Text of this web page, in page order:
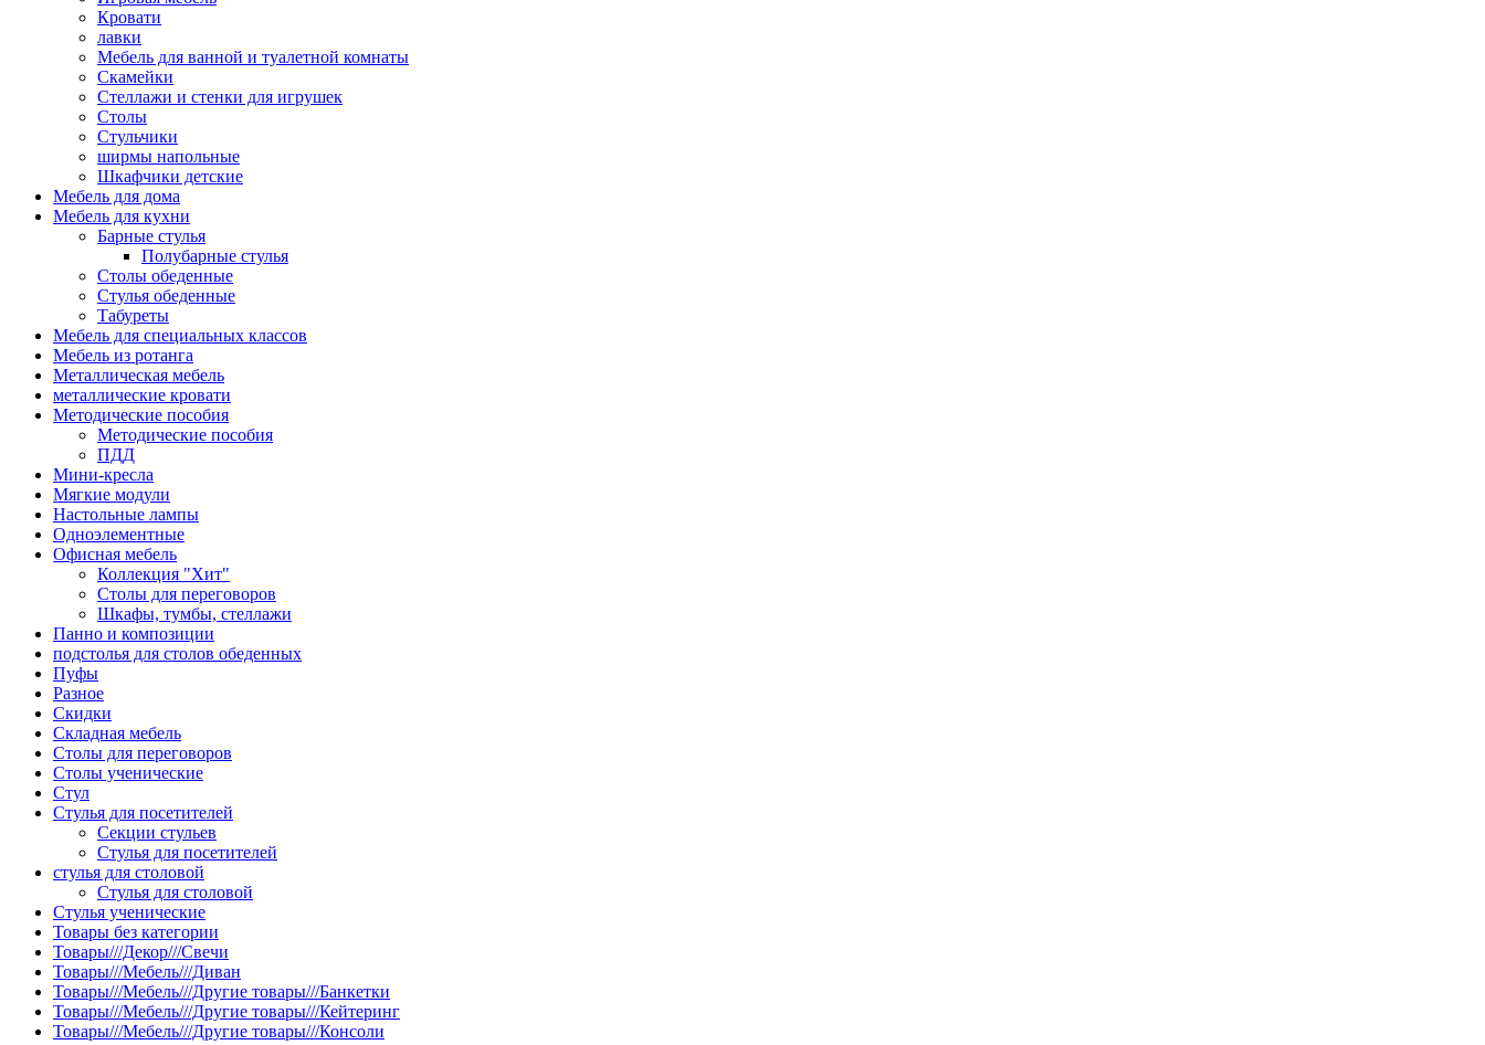
Кровати
лавки
Мебель для ванной и туалетной комнаты
Скамейки
Стеллажи и стенки для игрушек
Столы
Стульчики
ширмы напольные
Шкафчики детские
Мебель для дома
Мебель для кухни
Барные стулья
Полубарные стулья
Столы обеденные
Стулья обеденные
Табуреты
Мебель для специальных классов
Мебель из ротанга
Металлическая мебель
металлические кровати
Методические пособия
Методические пособия
ПДД
Мини-кресла
Мягкие модули
Настольные лампы
Одноэлементные
Офисная мебель
Коллекция "Хит"
Столы для переговоров
Шкафы, тумбы, стеллажи
Панно и композиции
подстолья для столов обеденных
Пуфы
Разное
Скидки
Складная мебель
Столы для переговоров
Столы ученические
Стул
Стулья для посетителей
Секции стульев
Стулья для посетителей
стулья для столовой
Стулья для столовой
Стулья ученические
Товары без категории
Товары///Декор///Свечи
Товары///Мебель///Диван
Товары///Мебель///Другие товары///Банкетки
Товары///Мебель///Другие товары///Кейтеринг
Товары///Мебель///Другие товары///Консоли